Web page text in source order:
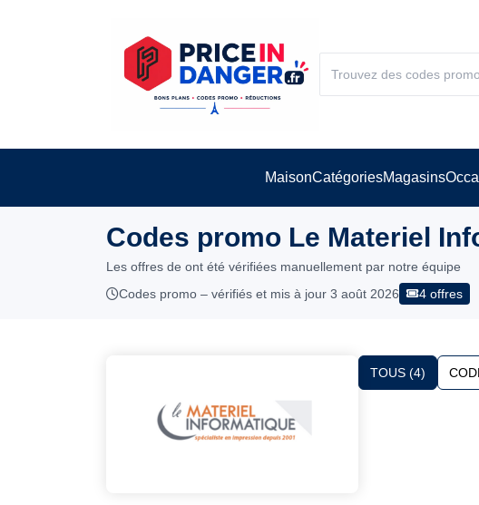
MaisonCatégoriesMagasins
Codes promo Le Materiel
Les offres de ont été vérifiées manuellement par notre équipe
Codes promo – vérifiés et mis à jour 3 août 2026
4 offres
TOUS (4)